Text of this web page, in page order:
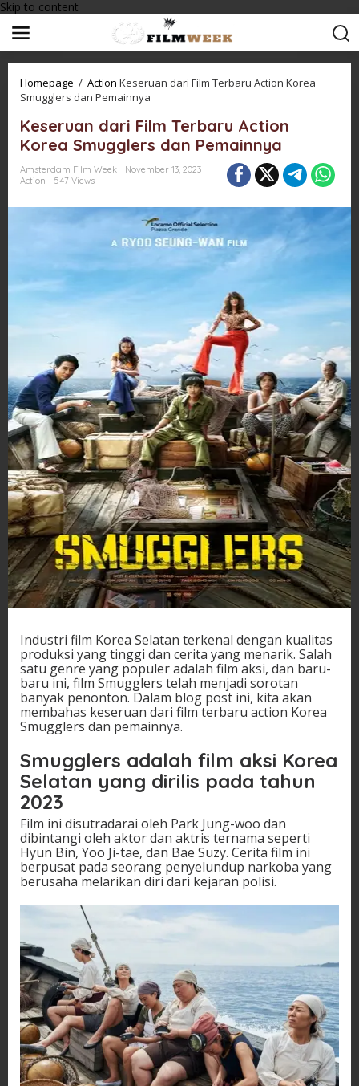
Skip to content
Homepage / Action Keseruan dari Film Terbaru Action Korea
Smugglers dan Pemainnya
Keseruan dari Film Terbaru Action
Korea Smugglers dan Pemainnya
Amsterdam Film Week
November 13, 2023
Action
547 Views
Industri film Korea Selatan terkenal dengan kualitas
produksi yang tinggi dan cerita yang menarik. Salah
satu genre yang populer adalah film aksi, dan baru-
baru ini, film Smugglers telah menjadi sorotan
banyak penonton. Dalam blog post ini, kita akan
membahas keseruan dari film terbaru action Korea
Smugglers dan pemainnya.
Smugglers adalah film aksi Korea
Selatan yang dirilis pada tahun
2023
Film ini disutradarai oleh Park Jung-woo dan
dibintangi oleh aktor dan aktris ternama seperti
Hyun Bin, Yoo Ji-tae, dan Bae Suzy. Cerita film ini
berpusat pada seorang penyelundup narkoba yang
berusaha melarikan diri dari kejaran polisi.